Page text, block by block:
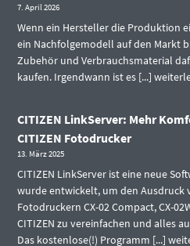
7. April 2026
Wenn ein Hersteller die Produktion
ein Nachfolgemodell auf den Markt
Zubehör und Verbrauchsmaterial
kaufen. Irgendwann ist es [...]
CITIZEN LinkServer: Mehr
CITIZEN Fotodrucker
13. März 2025
CITIZEN LinkServer ist eine neue
wurde entwickelt, um den Ausdruck
Fotodruckern CX-02 Compact, CX-
CITIZEN zu vereinfachen und alles
Das kostenlose(!) Programm [...]